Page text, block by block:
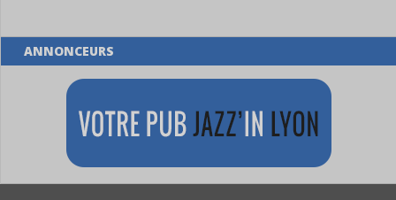
ANNONCEURS